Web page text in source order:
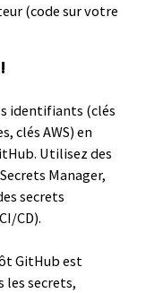
(code sur votre
identifiants (clés
clés AWS) en
Utilisez des
Manager,
secrets
CD).
GitHub est
les secrets,